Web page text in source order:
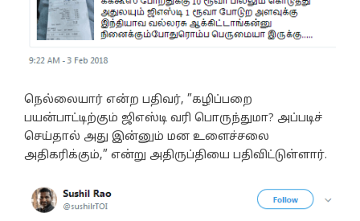
நெல்லையார் என்ற பதிவர், ”கழிப்பறை
பயன்பாட்டிற்கும் ஜிஎஸ்டி வரி பொருந்துமா? அப்படிச்
செய்தால் அது இன்னும் மன உளைச்சலை
அதிகரிக்கும்,” என்று அதிருப்தியை பதிவிட்டுள்ளார்.